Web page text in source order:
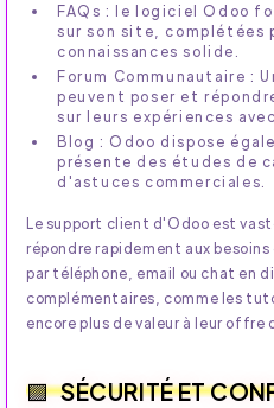
FAQs : le logiciel Odoo
sur son site, complétées
connaissances solide.
Forum Communautaire :
peuvent poser et
sur leurs expériences
Blog : Odoo dispose
présente des études de
d'astuces commerciales.
Le support client d'Odoo est
répondre rapidement aux
par téléphone, email ou chat en
complémentaires, comme les
encore plus de valeur à leur offre
SÉCURITÉ ET